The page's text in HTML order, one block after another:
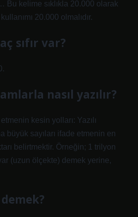
Bu kelime sıklıkla 20.000 olarak
20.000 olmalıdır.
sıfır var?
nasıl yazılır?
kesin yolları: Yazılı
büyük sayıları ifade etmenin en
belirtmektir. Örneğin; 1 trilyon
(uzun ölçekte) demek yerine,